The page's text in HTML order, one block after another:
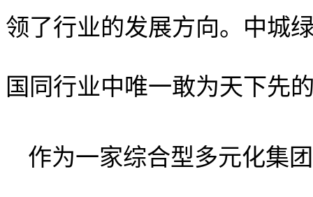
领了行业的发展方向。 中城
国同行业中唯一敢为天下先
作为一家综合型多元化集